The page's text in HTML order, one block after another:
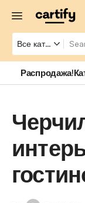
Распродажа!